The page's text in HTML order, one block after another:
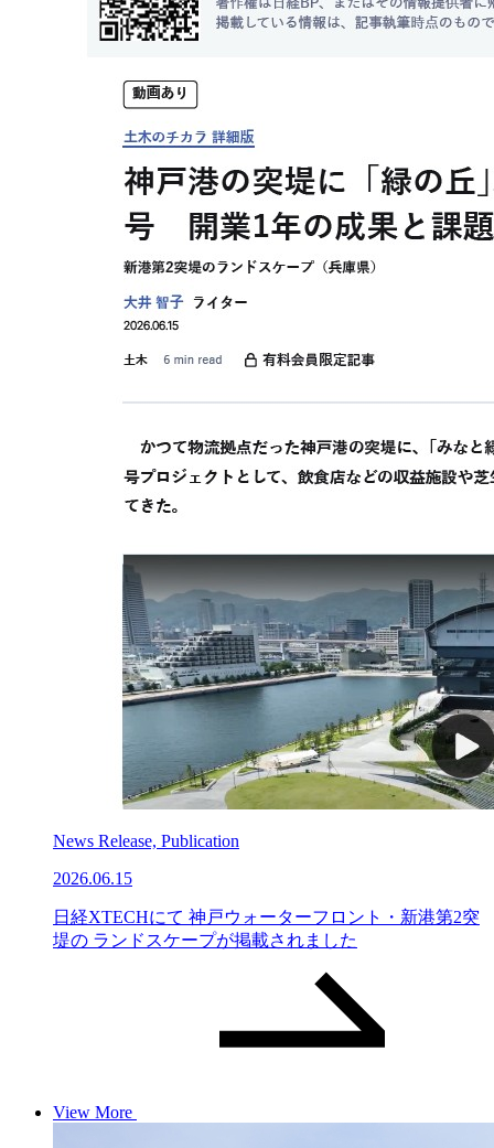
News Release, Publication
2026.06.15
日経XTECHにて 神戸ウォーターフロント・新港第2突
堤の ランドスケープが掲載されました
View More